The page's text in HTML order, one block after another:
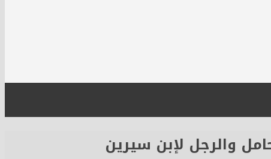
والرجل لإبن سيرين